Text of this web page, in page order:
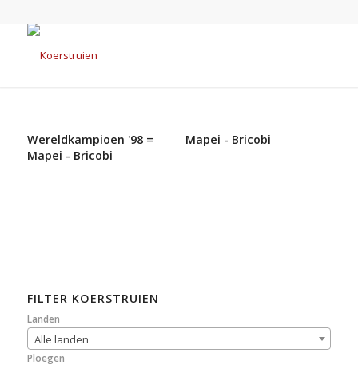
Wereldkampioen '98 =
Mapei - Bricobi
Mapei - Bricobi
FILTER KOERSTRUIEN
Landen
Alle landen
Ploegen